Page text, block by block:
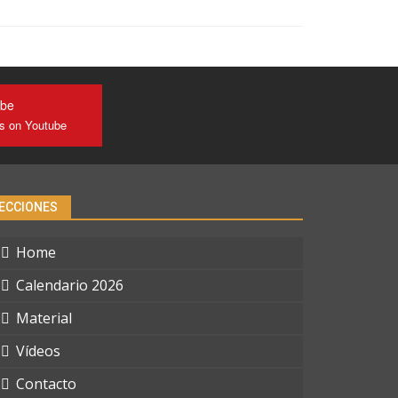
on Youtube
Home
Calendario 2026
Material
Vídeos
Contacto